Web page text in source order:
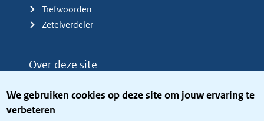
We gebruiken cookies op deze site om jouw ervaring te
verbeteren
Trefwoorden
Zetelverdeler
Over deze site
Privacy